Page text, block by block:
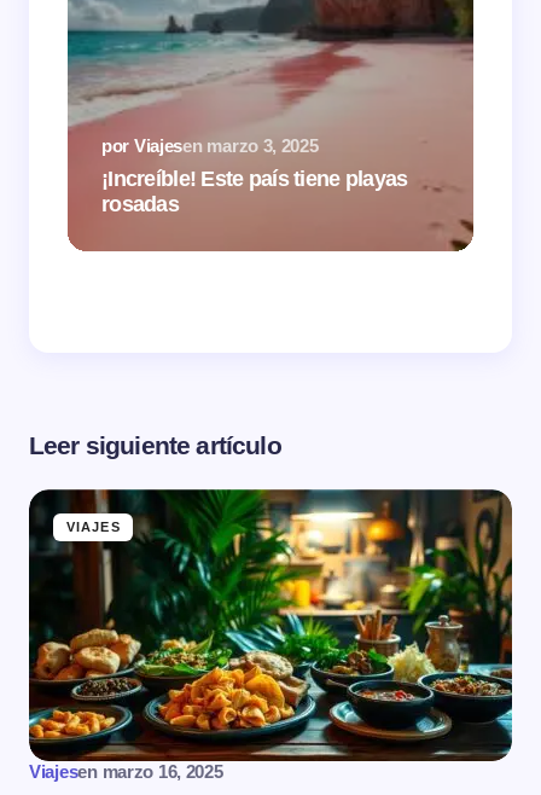
¡Increíble! Este país tiene playas
rosadas
por Viajesen marzo 3, 2025
Leer siguiente artículo
VIAJES
Viajesen marzo 16, 2025